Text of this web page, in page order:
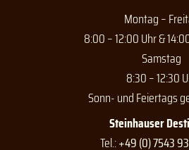
Montag –
8:00 – 12:00 Uhr &
Samstag
8:30 – 12:30
Sonn- und Feiertags
Steinhauser
Tel.:+49 (0) 7543